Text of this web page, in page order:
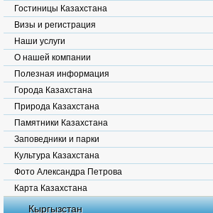
Гостиницы Казахстана
Визы и регистрация
Наши услуги
О нашей компании
Полезная информация
Города Казахстана
Природа Казахстана
Памятники Казахстана
Заповедники и парки
Культура Казахстана
Фото Александра Петрова
Карта Казахстана
Кыргызстан